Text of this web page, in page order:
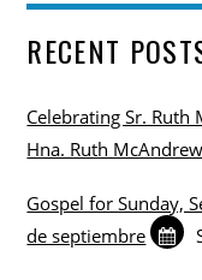
RECENT
Celebrating Sr. Ruth
Hna. Ruth
Gospel for Sunday,
de septiembre